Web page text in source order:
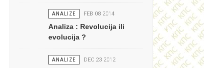
ANALIZE FEB 08 2014
Analiza : Revolucija ili
evolucija ?
ANALIZE DEC 23 2012